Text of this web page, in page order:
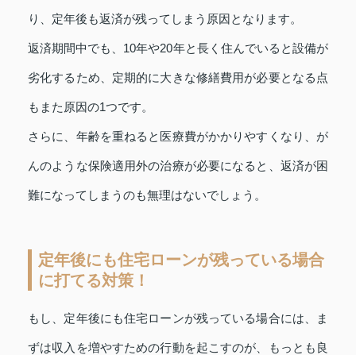
り、定年後も返済が残ってしまう原因となります。
返済期間中でも、10年や20年と長く住んでいると設備が
劣化するため、定期的に大きな修繕費用が必要となる点
もまた原因の1つです。
さらに、年齢を重ねると医療費がかかりやすくなり、が
んのような保険適用外の治療が必要になると、返済が困
難になってしまうのも無理はないでしょう。
定年後にも住宅ローンが残っている場合
に打てる対策！
もし、定年後にも住宅ローンが残っている場合には、ま
ずは収入を増やすための行動を起こすのが、もっとも良